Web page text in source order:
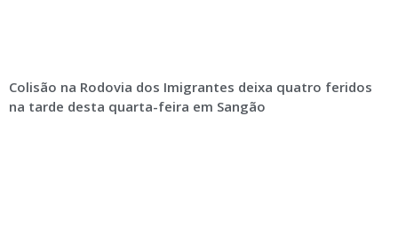
Colisão na Rodovia dos Imigrantes deixa quatro feridos
na tarde desta quarta-feira em Sangão